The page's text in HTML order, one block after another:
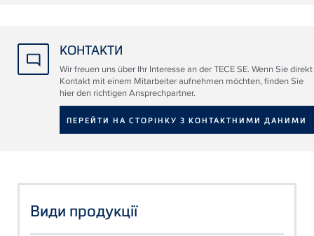
КОНТАКТИ
Wir freuen uns über Ihr Interesse an der TECE SE. Wenn Sie direkt
Kontakt mit einem Mitarbeiter aufnehmen möchten, finden Sie
hier den richtigen Ansprechpartner.
ПЕРЕЙТИ НА СТОРІНКУ З КОНТАКТНИМИ ДАНИМИ
Види продукції